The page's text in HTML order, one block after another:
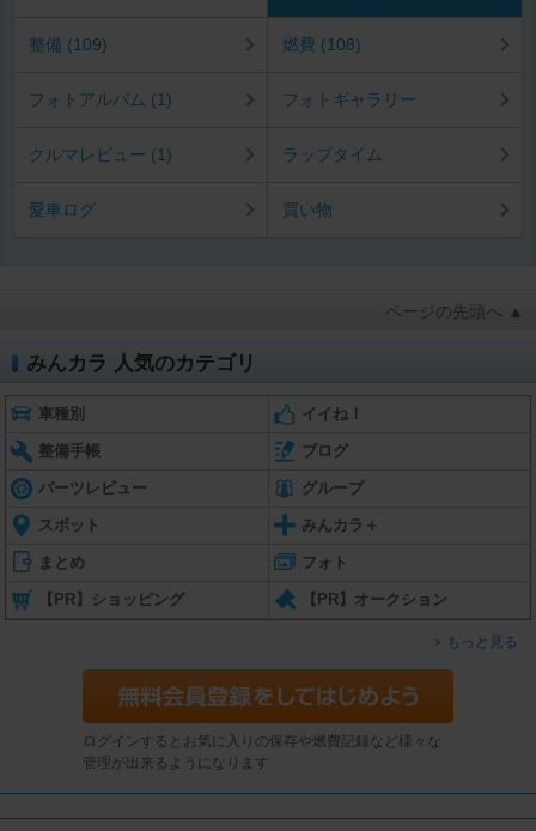
整備 (109) 燃費 (108)
フォトアルバム (1) フォトギャラリー
クルマレビュー (1) ラップタイム
愛車ログ 買い物
ページの先頭へ ▲
みんカラ 人気のカテゴリ
車種別 イイね！
整備手帳 ブログ
パーツレビュー グループ
スポット みんカラ＋
まとめ フォト
【PR】ショッピング 【PR】オークション
もっと見る
ログインするとお気に入りの保存や燃費記録など様々な
管理が出来るようになります